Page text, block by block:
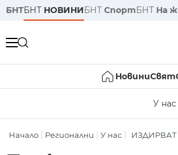
БНТБНТ НОВИНИБНТ СпортБНТ На
НовиниСвят
У нас
Начало Регионални У нас